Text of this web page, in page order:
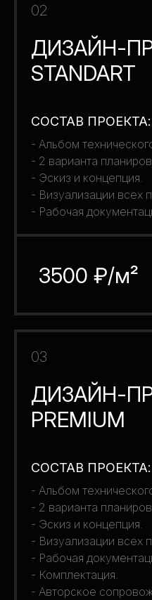
02
ДИЗАЙН-
STANDART
СОСТАВ ПРОЕКТА:
- Альбом
- 2 варианта
- Эскиз и концепция.
- Визуализации всех
- Рабочая
3500 ₽/м²
03
ДИЗАЙН-
PREMIUM
СОСТАВ ПРОЕКТА:
- Альбом
- 2 варианта
- Эскиз и концепция.
- Визуализации всех
- Рабочая
- Комплектация.
- Авторское